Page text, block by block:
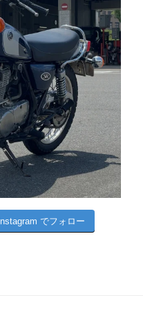
Instagram でフォロー